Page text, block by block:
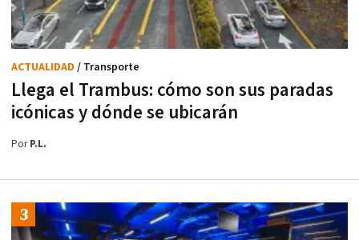
Llega el Trambus: cómo son sus paradas
icónicas y dónde se ubicarán
ACTUALIDAD / Transporte
PorP.L.